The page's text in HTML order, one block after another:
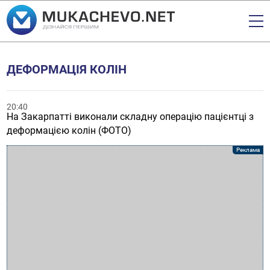
ДЕФОРМАЦІЯ КОЛІН
20:40
На Закарпатті виконали складну операцію пацієнтці з
деформацією колін (ФОТО)